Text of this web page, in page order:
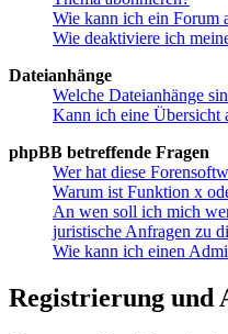
Wie kann ich ein Forum
Wie deaktiviere ich
Dateianhänge
Welche Dateianhänge
Kann ich eine Übersicht
phpBB betreffende Fragen
Wer hat diese
Warum ist Funktion x
An wen soll ich mich
juristische Anfragen zu
Wie kann ich einen
Registrierung und